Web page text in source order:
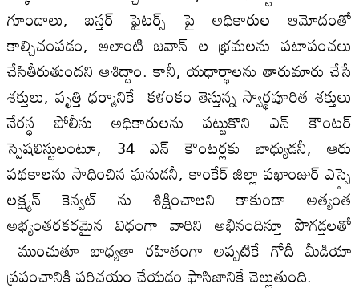
గూండాలు, బస్తర్ ఫైటర్స్ పై అధికారుల ఆమోదంతో
కాల్చిచంపడం, అలాంటి జవాన్ ల భ్రమలను పటాపంచలు
చేసితీరుతుందని ఆశిద్దాం. కానీ, యధార్థాలను తారుమారు చేసే
శక్తులు, వృత్తి ధర్మానికే కళంకం తెస్తున్న స్వార్థపూరిత శక్తులు
నేరస్థ పోలీసు అధికారులను పట్టుకొని ఎన్ కౌంటర్
స్పెషలిస్టులంటూ, 34 ఎన్ కౌంటర్లకు బాధ్యుడనీ, ఆరు
పథకాలను సాధించిన ఘనుడనీ, కాంకేర్ జిల్లా పఖాంజుర్ ఎస్సై
లక్ష్మన్ కెన్వట్ ను శిక్షించాలని కాకుండా అత్యంత
అభ్యంతరకరమైన విధంగా వారిని అభినందిస్తూ పొగడ్తలతో
ముంచుతూ బాధ్యతా రహితంగా అప్పటికే గోదీ మీడియా
ప్రపంచానికి పరిచయం చేయడం ఫాసిజానికే చెల్లుతుంది.